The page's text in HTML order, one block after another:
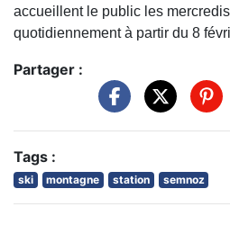
accueillent le public les
quotidiennement à partir du 8
Partager :
Tags :
ski montagne station semnoz